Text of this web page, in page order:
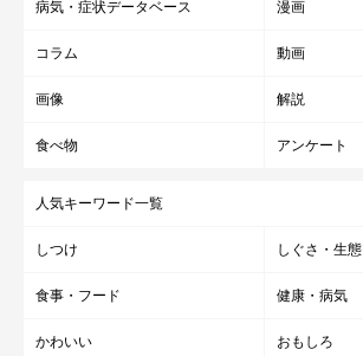
病気・症状データベース 漫画
コラム 動画
画像 解説
食べ物 アンケート
人気キーワード一覧
しつけ しぐさ・生態
食事・フード 健康・病気
かわいい おもしろ